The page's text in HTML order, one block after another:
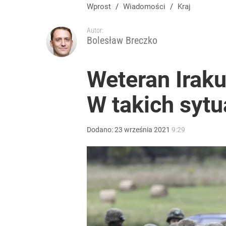
Wrze po roku Nawrockiego. „Największa hańba”
Zmiana przed wyborami w Krakowie. Kandydatka
Wprost / Wiadomości / Kraj
Autor:
Bolesław Breczko
Weteran
W takich
Dodano:23 września 2021 9:29